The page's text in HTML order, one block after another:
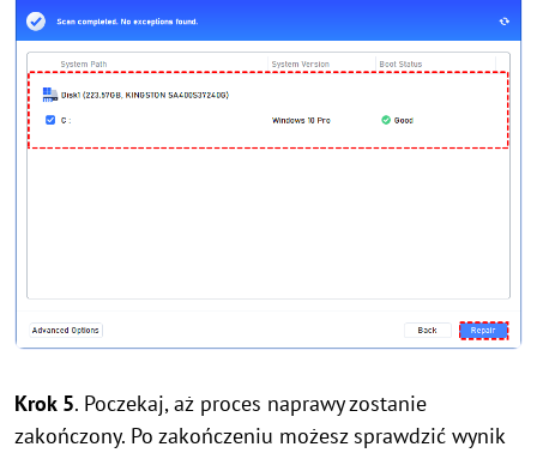
Krok 5. Poczekaj, aż proces naprawy zostanie
zakończony. Po zakończeniu możesz sprawdzić wynik